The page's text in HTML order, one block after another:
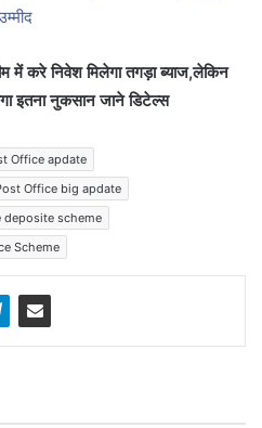
करे निवेश मिलेगा तगड़ा ब्याज,लेकिन
इतना नुकसान जाने डिटेल्स
Office apdate
Office big apdate
deposite scheme
Scheme